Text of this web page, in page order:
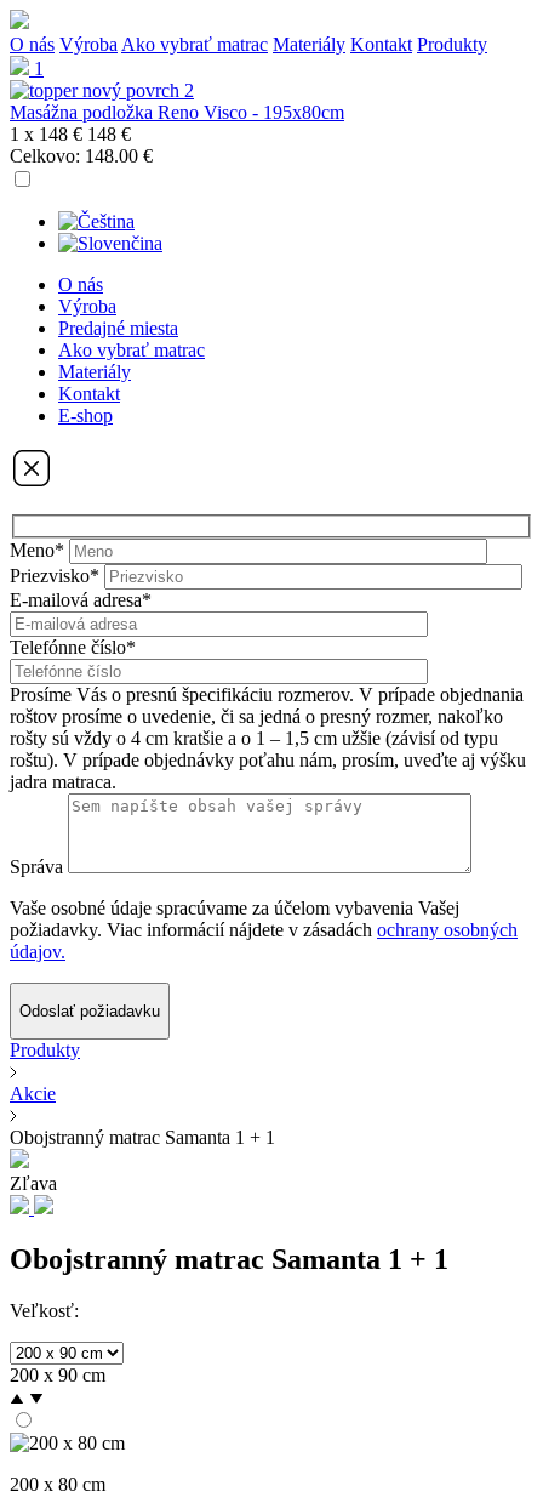
O nás Výroba Ako vybrať matrac Materiály Kontakt Produkty
1
Masážna podložka Reno Visco - 195x80cm
1 x 148 € 148 €
Celkovo: 148.00 €
O nás
Výroba
Predajné miesta
Ako vybrať matrac
Materiály
Kontakt
E-shop
Meno*
Priezvisko*
E-mailová adresa*
Telefónne číslo*
Prosíme Vás o presnú špecifikáciu rozmerov. V prípade objednania
roštov prosíme o uvedenie, či sa jedná o presný rozmer, nakoľko
rošty sú vždy o 4 cm kratšie a o 1 – 1,5 cm užšie (závisí od typu
roštu). V prípade objednávky poťahu nám, prosím, uveďte aj výšku
jadra matraca.
Správa
Vaše osobné údaje spracúvame za účelom vybavenia Vašej
požiadavky. Viac informácií nájdete v zásadách ochrany osobných
údajov.
Odoslať požiadavku
Produkty
Akcie
Obojstranný matrac Samanta 1 + 1
Zľava
Obojstranný matrac Samanta 1 + 1
Veľkosť:
200 x 90 cm
200 x 80 cm